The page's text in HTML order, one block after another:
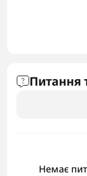
Питання
Немає